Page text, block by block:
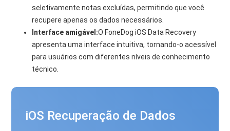
seletivamente notas excluídas, permitindo que você
recupere apenas os dados necessários.
Interface amigável:O FoneDog iOS Data Recovery
apresenta uma interface intuitiva, tornando-o acessível
para usuários com diferentes níveis de conhecimento
técnico.
iOS Recuperação de Dados